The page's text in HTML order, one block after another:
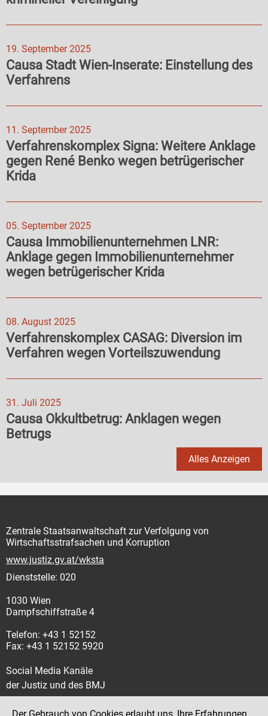
19. September 2025
Causa Stadt Wien-Inserate: Einstellung des
Verfahrens
11. September 2025
Verfahrenskomplex Signa: Weitere Anklage
gegen René Benko wegen betrügerischer
Krida
05. September 2025
Causa Immobilienunternehmen LNR:
Anklage gegen Immobilienunternehmer
wegen betrügerischer Krida
08. August 2025
Verfahrenskomplex CASAG: Diversion im
Verfahren wegen Vorteilszuwendung
31. Juli 2025
Causa Okkultbetrug: Anklagen wegen
Betrugs
Alles Anzeigen
Zentrale Staatsanwaltschaft zur Verfolgung von
Wirtschaftsstrafsachen und Korruption
www.justiz.gv.at/wksta
Dienststelle: 020
1030 Wien
Dampfschiffstraße 4
Telefon: +43 1 52152
Fax: +43 1 52152 5920
Social Media Kanäle
der Justiz und des BMJ